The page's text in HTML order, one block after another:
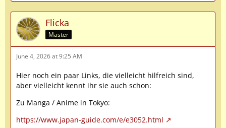
Flicka
Master
June 4, 2026 at 9:25 AM
Hier noch ein paar Links, die vielleicht hilfreich sind,
aber vielleicht kennt ihr sie auch schon:
Zu Manga / Anime in Tokyo:
https://www.japan-guide.com/e/e3052.html